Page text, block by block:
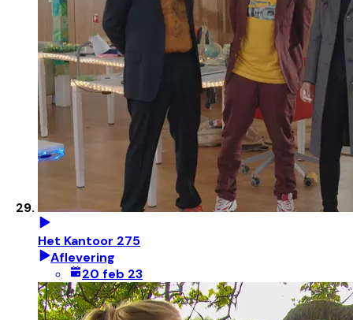
Het Kantoor 275
Aflevering
20 feb 23